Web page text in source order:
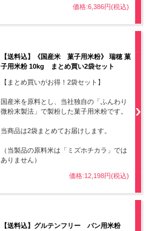
価格:6,386円(税込)
【送料込】《国産米 菓子用米粉》 瑞穂 菓
子用米粉 10kg まとめ買い2袋セット
【まとめ買いがお得！2袋セット】
国産米を原料とし、当社独自の「ふんわり
微粉末製法」で製粉した菓子用米粉です。
当商品は2袋まとめてお届けします。
（当製品の原料米は「ミズホチカラ」では
ありません）
価格:12,198円(税込)
【送料込】グルテンフリー パン用米粉